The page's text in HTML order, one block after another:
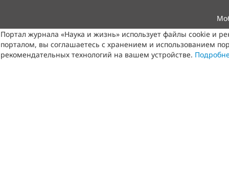
Портал журнала «Наука и жизнь» использует файлы cookie и
порталом, вы соглашаетесь с хранением и использованием
рекомендательных технологий на вашем устройстве.